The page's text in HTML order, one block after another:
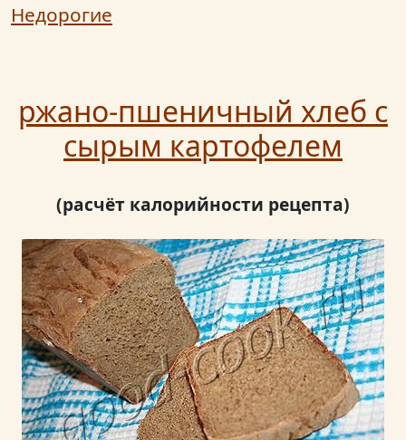
Недорогие
ржано-пшеничный хлеб с
сырым картофелем
(расчёт калорийности рецепта)